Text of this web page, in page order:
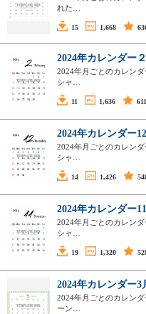
れた…
15 1,668
2024年カレンダー
2024年月ごとのカレン
シャ…
11 1,636
2024年カレンダー
2024年月ごとのカレン
シャ…
14 1,426
2024年カレンダー
2024年月ごとのカレン
シャ…
19 1,320
2024年カレンダー
2024年月ごとのカレン
ーン…